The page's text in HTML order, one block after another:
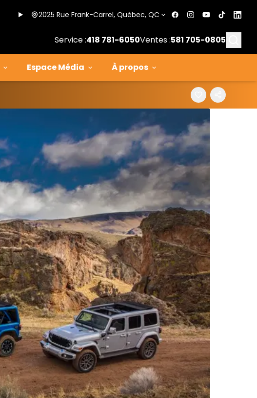
2025 Rue Frank-Carrel, Québec, QC
Service :418 781-6050Ventes :581 705-0805
Espace Média À propos